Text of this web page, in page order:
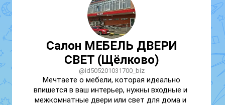
Салон МЕБЕЛЬ ДВЕРИ
СВЕТ (Щёлково)
@id505201031700_biz
Мечтаете о мебели, которая идеально
впишется в ваш интерьер, нужны входные и
межкомнатные двери или свет для дома и